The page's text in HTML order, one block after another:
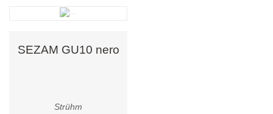
bianco. Questo pezzo unico
della nostra...
SEZAM GU10 nero
Strühm